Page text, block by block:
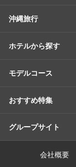
沖縄旅行
ホテルから探す
モデルコース
おすすめ特集
グループサイト
会社概要